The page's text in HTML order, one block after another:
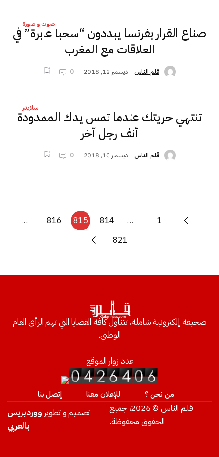
صوت و صورة
صناع القرار بفرنسا يبددون “سحبا عابرة” في
العلاقات مع المغرب
قلم الناس ديسمبر 12, 2018 0
سلايدر
تنتهي حريتك عندما تمس يدك الممدودة
أنف رجل آخر
قلم الناس ديسمبر 10, 2018 0
1
…
814
815
816
…
821
صحيفة إلكترونية شاملة، تتناول كافة القضايا التي تهم الرأي العام
الوطني.
عدد زوار الموقع
من نحن ؟ للإعلان معنا إتصل بنا
قلم الناس © 2026، جميع
الحقوق محفوظة.
تصميم و تطوير ووردبريس
بالعربي